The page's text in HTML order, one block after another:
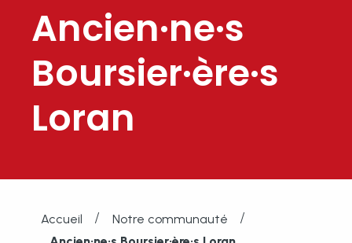
Ancien·ne·s
Boursier·ère·s
Loran
Accueil / Notre communauté /